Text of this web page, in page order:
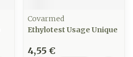
Covarmed
Ethylotest Usage Unique
4,55 €